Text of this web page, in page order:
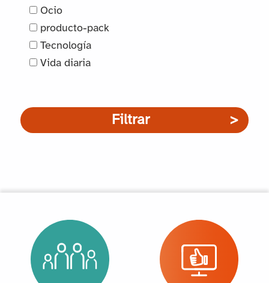
Ocio
producto-pack
Tecnología
Vida diaria
Filtrar